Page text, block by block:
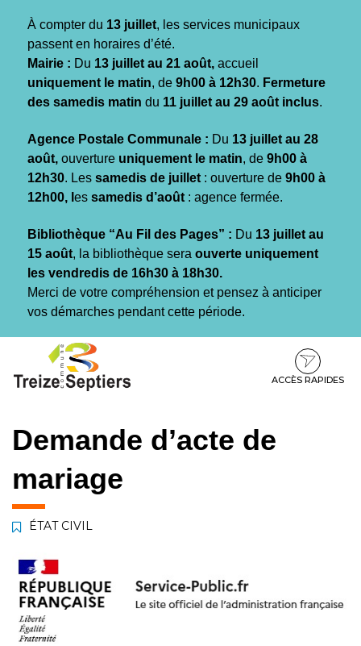
À compter du 13 juillet, les services municipaux
passent en horaires d’été.
Mairie : Du 13 juillet au 21 août, accueil
uniquement le matin, de 9h00 à 12h30. Fermeture
des samedis matin du 11 juillet au 29 août inclus.
Agence Postale Communale : Du 13 juillet au 28
août, ouverture uniquement le matin, de 9h00 à
12h30. Les samedis de juillet : ouverture de 9h00 à
12h00, l es samedis d’août : agence fermée.
Bibliothèque “Au Fil des Pages” : Du 13 juillet au
15 août, la bibliothèque sera ouverte uniquement
les vendredis de 16h30 à 18h30.
Merci de votre compréhension et pensez à anticiper
vos démarches pendant cette période.
contenu
pied
ACCÈS RAPIDES
Demande d’acte de
mariage
ÉTAT CIVIL